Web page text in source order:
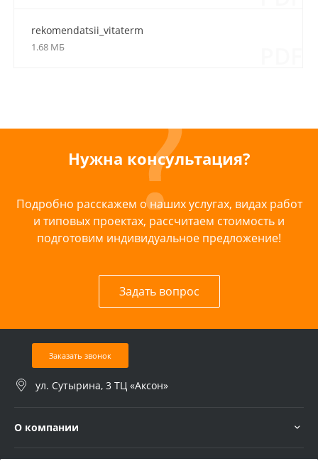
rekomendatsii_vitaterm
1.68 МБ
Нужна консультация?
Подробно расскажем о наших услугах, видах работ
и типовых проектах, рассчитаем стоимость и
подготовим индивидуальное предложение!
Задать вопрос
Заказать звонок
ул. Сутырина, 3 ТЦ «Аксон»
О компании